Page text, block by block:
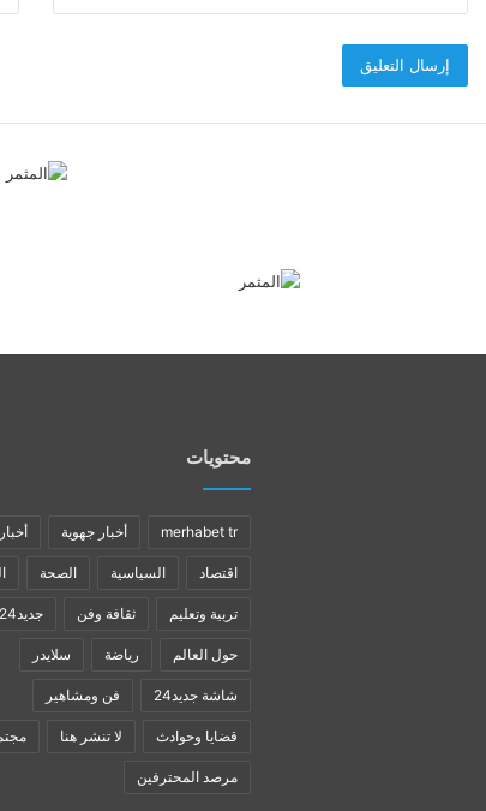
محتويات
merhabet tr أخبار جهوية
اقتصاد السياسية الصحة
تربية وتعليم ثقافة وفن جديد24
حول العالم رياضة سلايدر
شاشة جديد24 فن ومشاهير
قضايا وحوادث لا تنشر هنا
مرصد المحترفين